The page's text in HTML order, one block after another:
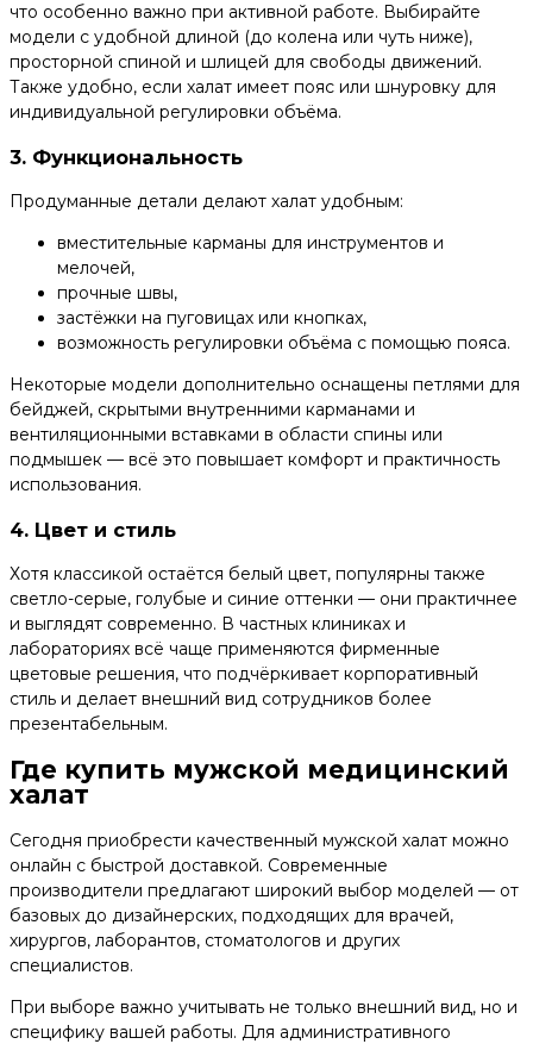
что особенно важно при активной работе. Выбирайте
модели с удобной длиной (до колена или чуть ниже),
просторной спиной и шлицей для свободы движений.
Также удобно, если халат имеет пояс или шнуровку для
индивидуальной регулировки объёма.
3. Функциональность
Продуманные детали делают халат удобным:
вместительные карманы для инструментов и
мелочей,
прочные швы,
застёжки на пуговицах или кнопках,
возможность регулировки объёма с помощью пояса.
Некоторые модели дополнительно оснащены петлями для
бейджей, скрытыми внутренними карманами и
вентиляционными вставками в области спины или
подмышек — всё это повышает комфорт и практичность
использования.
4. Цвет и стиль
Хотя классикой остаётся белый цвет, популярны также
светло-серые, голубые и синие оттенки — они практичнее
и выглядят современно. В частных клиниках и
лабораториях всё чаще применяются фирменные
цветовые решения, что подчёркивает корпоративный
стиль и делает внешний вид сотрудников более
презентабельным.
Где купить мужской медицинский
халат
Сегодня приобрести качественный мужской халат можно
онлайн с быстрой доставкой. Современные
производители предлагают широкий выбор моделей — от
базовых до дизайнерских, подходящих для врачей,
хирургов, лаборантов, стоматологов и других
специалистов.
При выборе важно учитывать не только внешний вид, но и
специфику вашей работы. Для административного